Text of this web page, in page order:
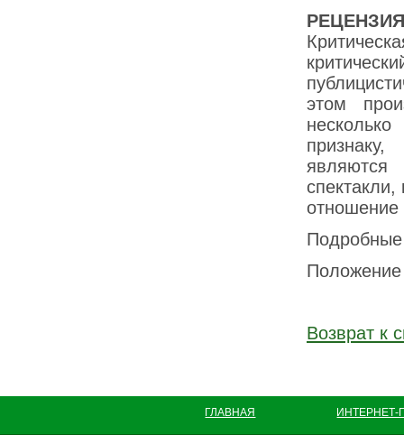
РЕЦЕНЗИЯ
этом
отношение
Подробные
Положение
Возврат к
ГЛАВНАЯ